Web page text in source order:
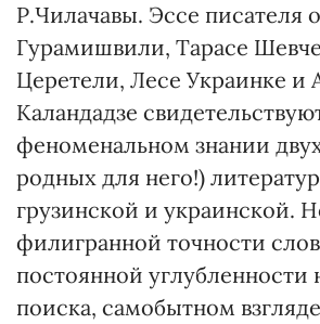
Р.Чилачавы. Эссе писателя
Гурамишвили, Тарасе
Церетели, Лесе Украинке и
Каландадзе
феноменальном знании
родных для него!)
грузинской и украинской.
филигранной точности
постоянной углубленности
поиска, самобытном